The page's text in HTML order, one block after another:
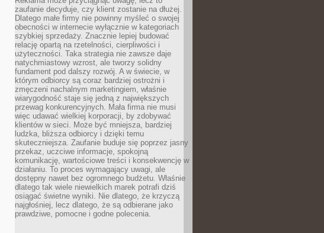
zaufanie decyduje, czy klient zostanie na dłużej.
Dlatego małe firmy nie powinny myśleć o swojej
obecności w internecie wyłącznie w kategoriach
szybkiej sprzedaży. Znacznie lepiej budować
relację opartą na rzetelności, cierpliwości i
użyteczności. Taka strategia nie zawsze daje
natychmiastowy wzrost, ale tworzy solidny
fundament pod dalszy rozwój. A w świecie, w
którym odbiorcy są coraz bardziej ostrożni i
zmęczeni nachalnym marketingiem, właśnie
wiarygodność staje się jedną z największych
przewag konkurencyjnych. Mała firma nie musi
więc udawać wielkiej korporacji, by zdobywać
klientów w sieci. Może być mniejsza, bardziej
ludzka, bliższa odbiorcy i dzięki temu
skuteczniejsza. Zaufanie buduje się poprzez jasny
przekaz, uczciwe informacje, spokojną
komunikację, wartościowe treści i konsekwencję w
działaniu. To proces wymagający uwagi, ale
dostępny nawet bez ogromnego budżetu. Właśnie
dlatego tak wiele niewielkich marek potrafi dziś
osiągać świetne wyniki. Nie dlatego, że krzyczą
najgłośniej, lecz dlatego, że są odbierane jako
prawdziwe, pomocne i godne polecenia.